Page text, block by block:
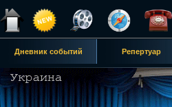
Дневник событий Репертуар